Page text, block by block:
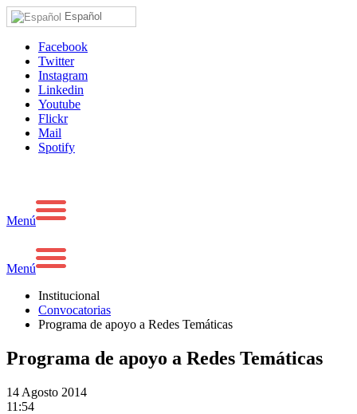
Español
Facebook
Twitter
Instagram
Linkedin
Youtube
Flickr
Mail
Spotify
Menú
Menú
Institucional
Convocatorias
Programa de apoyo a Redes Temáticas
Programa de apoyo a Redes Temáticas
14 Agosto 2014
11:54